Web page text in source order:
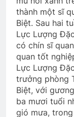
thành một sĩ
Biệt. Sau hai
Lực Lượng
có chín sĩ
quan tốt
Lực Lượng
trưởng phòng
Biệt, với
ba mươi tuổi
gió mưa,